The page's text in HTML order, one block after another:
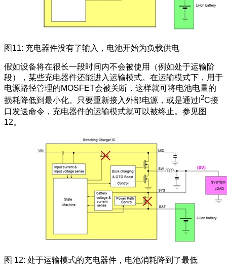
图11: 充电器件没有了输入，电池开始为负载供电
假如设备将在很长一段时间内不会被使用（例如处于运输阶
段），某些充电器件还能进入运输模式。在运输模式下，用于
电源路径管理的MOSFET会被关断，这样就可将电池电量的
损耗降低到最小化。只要重新接入外部电源，或是通过I 2C接
口发送命令，充电器件的运输模式就可以被终止。参见图
12。
图 12: 处于运输模式的充电器件，电池消耗降到了最低